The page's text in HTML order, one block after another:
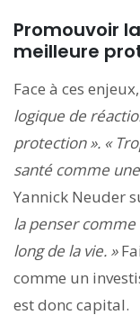
Promouvoir
meilleure
Face à ces
logique de
protection ». «
santé comme
Yannick Neuder
la penser
long de la vie. »
comme un
est donc capital.